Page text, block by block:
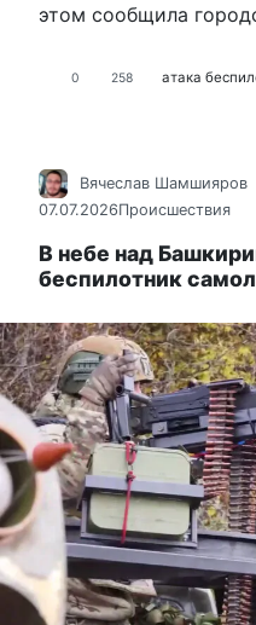
этом сообщила
0 258 атака
Вячеслав Шамшияров
07.07.2026Происшествия
В небе над
беспилотник